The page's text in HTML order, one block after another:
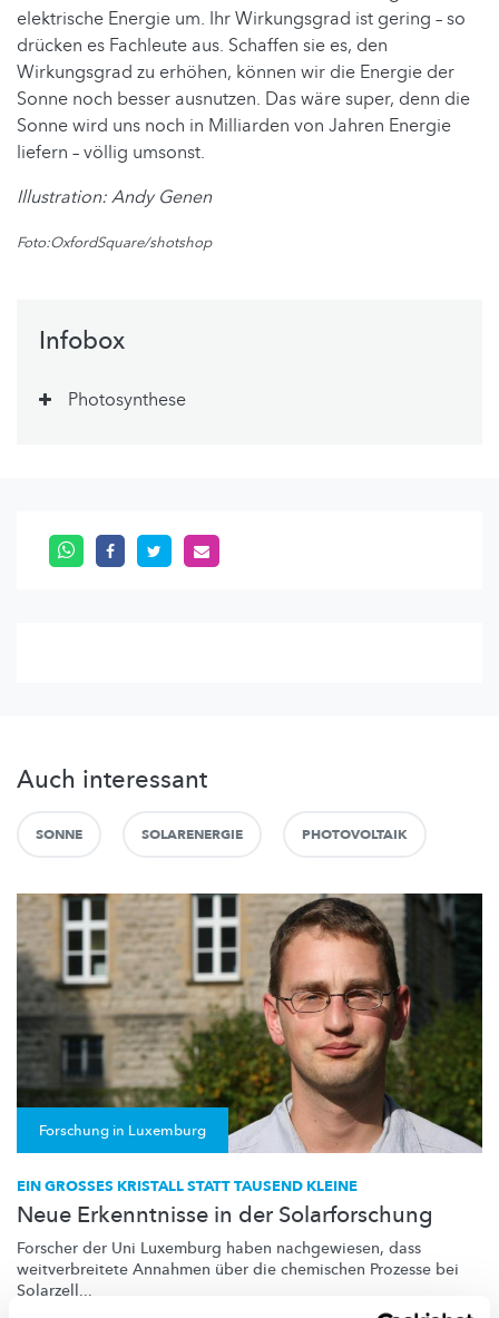
elektrische Energie um. Ihr Wirkungsgrad ist gering – so
drücken es Fachleute aus. Schaffen sie es, den
Wirkungsgrad zu erhöhen, können wir die Energie der
Sonne noch besser ausnutzen. Das wäre super, denn die
Sonne wird uns noch in Milliarden von Jahren Energie
liefern – völlig umsonst.
Illustration: Andy Genen
Foto:OxfordSquare/shotshop
Infobox
Photosynthese
Auch interessant
SONNE SOLARENERGIE PHOTOVOLTAIK
Forschung in Luxemburg
EIN GROSSES KRISTALL STATT TAUSEND KLEINE
Neue Erkenntnisse in der Solarforschung
Forscher der Uni Luxemburg haben nachgewiesen, dass
weitverbreitete Annahmen über die chemischen Prozesse bei
Solarzell...